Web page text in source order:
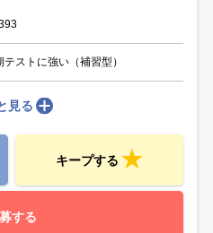
ストに強い（補習型）
見る
キープする
する